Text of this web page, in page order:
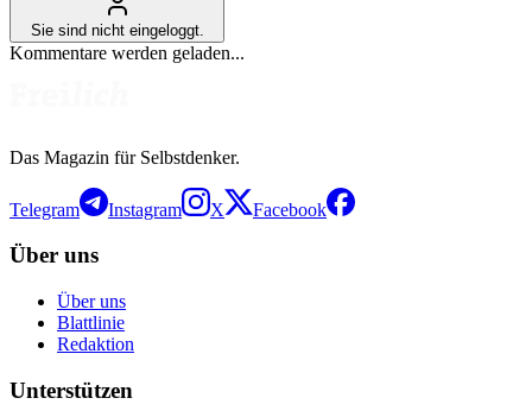
Sie sind nicht eingeloggt.
Kommentare werden geladen...
Das Magazin für Selbstdenker.
Telegram Instagram X Facebook
Über uns
Über uns
Blattlinie
Redaktion
Unterstützen